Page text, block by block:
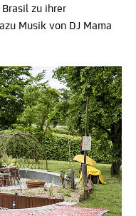
zu ihrer
Musik von DJ Mama